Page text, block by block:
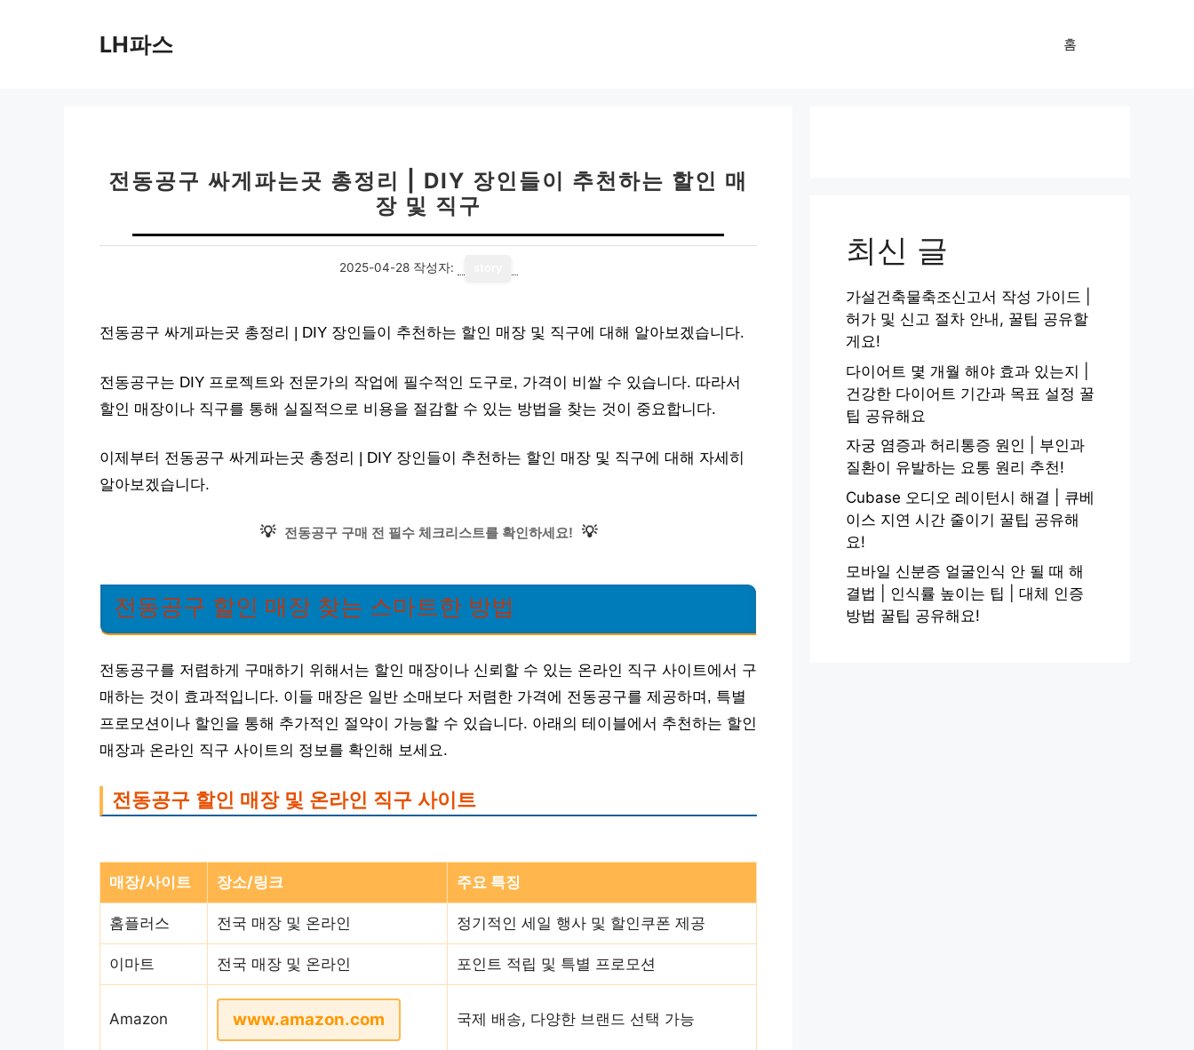
LH파스 홈
전동공구 싸게파는곳 총정리 | DIY 장인들이 추천하는 할인 매
장 및 직구
2025-04-28 작성자:
전동공구 싸게파는곳 총정리 | DIY 장인들이 추천하는 할인 매장 및 직구에 대해 알아보겠습니다.
전동공구는 DIY 프로젝트와 전문가의 작업에 필수적인 도구로, 가격이 비쌀 수 있습니다. 따라서
할인 매장이나 직구를 통해 실질적으로 비용을 절감할 수 있는 방법을 찾는 것이 중요합니다.
이제부터 전동공구 싸게파는곳 총정리 | DIY 장인들이 추천하는 할인 매장 및 직구에 대해 자세히
알아보겠습니다.
💡 전동공구 구매 전 필수 체크리스트를 확인하세요! 💡
전동공구 할인 매장 찾는 스마트한 방법
전동공구를 저렴하게 구매하기 위해서는 할인 매장이나 신뢰할 수 있는 온라인 직구 사이트에서 구
매하는 것이 효과적입니다. 이들 매장은 일반 소매보다 저렴한 가격에 전동공구를 제공하며, 특별
프로모션이나 할인을 통해 추가적인 절약이 가능할 수 있습니다. 아래의 테이블에서 추천하는 할인
매장과 온라인 직구 사이트의 정보를 확인해 보세요.
전동공구 할인 매장 및 온라인 직구 사이트
매장/사이트 장소/링크 주요 특징
홈플러스 전국 매장 및 온라인 정기적인 세일 행사 및 할인쿠폰 제공
이마트 전국 매장 및 온라인 포인트 적립 및 특별 프로모션
Amazon www.amazon.com 국제 배송, 다양한 브랜드 선택 가능
최신 글
가설건축물축조신고서 작성 가이드 |
허가 및 신고 절차 안내, 꿀팁 공유할
게요!
다이어트 몇 개월 해야 효과 있는지 |
건강한 다이어트 기간과 목표 설정 꿀
팁 공유해요
자궁 염증과 허리통증 원인 | 부인과
질환이 유발하는 요통 원리 추천!
Cubase 오디오 레이턴시 해결 | 큐베
이스 지연 시간 줄이기 꿀팁 공유해
요!
모바일 신분증 얼굴인식 안 될 때 해
결법 | 인식률 높이는 팁 | 대체 인증
방법 꿀팁 공유해요!